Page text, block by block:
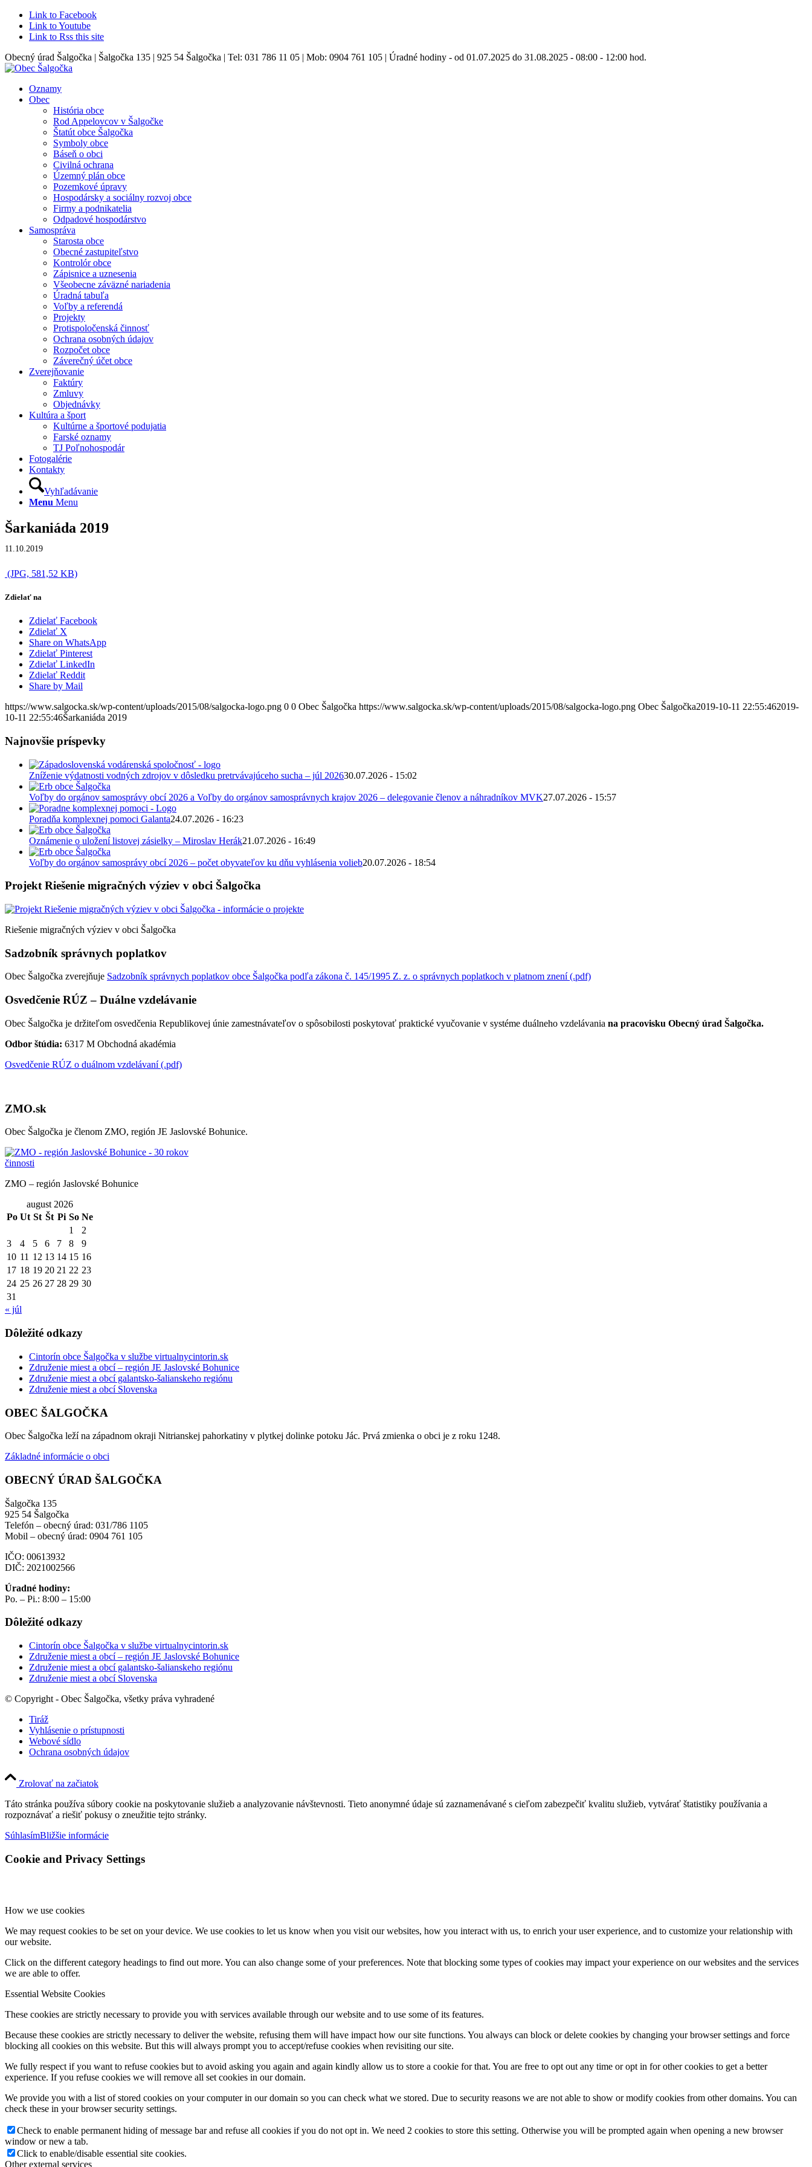
Link to Facebook
Link to Youtube
Link to Rss this site
Obecný úrad Šalgočka | Šalgočka 135 | 925 54 Šalgočka | Tel: 031 786 11 05 | Mob: 0904 761 105 | Úradné hodiny - od 01.07.2025 do 31.08.2025 - 08:00 - 12:00 hod.
Oznamy
Obec
História obce
Rod Appelovcov v Šalgočke
Štatút obce Šalgočka
Symboly obce
Báseň o obci
Civilná ochrana
Územný plán obce
Pozemkové úpravy
Hospodársky a sociálny rozvoj obce
Firmy a podnikatelia
Odpadové hospodárstvo
Samospráva
Starosta obce
Obecné zastupiteľstvo
Kontrolór obce
Zápisnice a uznesenia
Všeobecne záväzné nariadenia
Úradná tabuľa
Voľby a referendá
Projekty
Protispoločenská činnosť
Ochrana osobných údajov
Rozpočet obce
Záverečný účet obce
Zverejňovanie
Faktúry
Zmluvy
Objednávky
Kultúra a šport
Kultúrne a športové podujatia
Farské oznamy
TJ Poľnohospodár
Fotogalérie
Kontakty
Vyhľadávanie
Menu Menu
Šarkaniáda 2019
11.10.2019
(JPG, 581,52 KB)
Zdielať na
Zdielať Facebook
Zdielať X
Share on WhatsApp
Zdielať Pinterest
Zdielať LinkedIn
Zdielať Reddit
Share by Mail
https://www.salgocka.sk/wp-content/uploads/2015/08/salgocka-logo.png 0 0 Obec Šalgočka https://www.salgocka.sk/wp-content/uploads/2015/08/salgocka-logo.png Obec Šalgočka2019-10-11 22:55:462019-
10-11 22:55:46Šarkaniáda 2019
Najnovšie príspevky
Zníženie výdatnosti vodných zdrojov v dôsledku pretrvávajúceho sucha – júl 202630.07.2026 - 15:02
Voľby do orgánov samosprávy obcí 2026 a Voľby do orgánov samosprávnych krajov 2026 – delegovanie členov a náhradníkov MVK27.07.2026 - 15:57
Poradňa komplexnej pomoci Galanta24.07.2026 - 16:23
Oznámenie o uložení listovej zásielky – Miroslav Herák21.07.2026 - 16:49
Voľby do orgánov samosprávy obcí 2026 – počet obyvateľov ku dňu vyhlásenia volieb20.07.2026 - 18:54
Projekt Riešenie migračných výziev v obci Šalgočka
Riešenie migračných výziev v obci Šalgočka
Sadzobník správnych poplatkov
Obec Šalgočka zverejňuje Sadzobník správnych poplatkov obce Šalgočka podľa zákona č. 145/1995 Z. z. o správnych poplatkoch v platnom znení (.pdf)
Osvedčenie RÚZ – Duálne vzdelávanie
Obec Šalgočka je držiteľom osvedčenia Republikovej únie zamestnávateľov o spôsobilosti poskytovať praktické vyučovanie v systéme duálneho vzdelávania na pracovisku Obecný úrad Šalgočka.
Odbor štúdia: 6317 M Obchodná akadémia
Osvedčenie RÚZ o duálnom vzdelávaní (.pdf)
ZMO.sk
Obec Šalgočka je členom ZMO, región JE Jaslovské Bohunice.
ZMO – región Jaslovské Bohunice
august 2026
Po Ut St Št Pi So Ne
1
2
3
4 5 6 7 8
9
10 11 12 13 14 15 16
17 18 19 20 21 22 23
24 25 26 27 28 29 30
31
« júl
Dôležité odkazy
Cintorín obce Šalgočka v službe virtualnycintorin.sk
Združenie miest a obcí – región JE Jaslovské Bohunice
Združenie miest a obcí galantsko-šalianskeho regiónu
Združenie miest a obcí Slovenska
OBEC ŠALGOČKA
Obec Šalgočka leží na západnom okraji Nitrianskej pahorkatiny v plytkej dolinke potoku Jác. Prvá zmienka o obci je z roku 1248.
Základné informácie o obci
OBECNÝ ÚRAD ŠALGOČKA
Šalgočka 135
925 54 Šalgočka
Telefón – obecný úrad: 031/786 1105
Mobil – obecný úrad: 0904 761 105
IČO: 00613932
DIČ: 2021002566
Úradné hodiny:
Po. – Pi.: 8:00 – 15:00
Dôležité odkazy
Cintorín obce Šalgočka v službe virtualnycintorin.sk
Združenie miest a obcí – región JE Jaslovské Bohunice
Združenie miest a obcí galantsko-šalianskeho regiónu
Združenie miest a obcí Slovenska
© Copyright - Obec Šalgočka, všetky práva vyhradené
Tiráž
Vyhlásenie o prístupnosti
Webové sídlo
Ochrana osobných údajov
Zrolovať na začiatok
Táto stránka používa súbory cookie na poskytovanie služieb a analyzovanie návštevnosti. Tieto anonymné údaje sú zaznamenávané s cieľom zabezpečiť kvalitu služieb, vytvárať štatistiky používania a
rozpoznávať a riešiť pokusy o zneužitie tejto stránky.
SúhlasímBližšie informácie
Cookie and Privacy Settings
How we use cookies
We may request cookies to be set on your device. We use cookies to let us know when you visit our websites, how you interact with us, to enrich your user experience, and to customize your relationship with
our website.
Click on the different category headings to find out more. You can also change some of your preferences. Note that blocking some types of cookies may impact your experience on our websites and the services
we are able to offer.
Essential Website Cookies
These cookies are strictly necessary to provide you with services available through our website and to use some of its features.
Because these cookies are strictly necessary to deliver the website, refusing them will have impact how our site functions. You always can block or delete cookies by changing your browser settings and force
blocking all cookies on this website. But this will always prompt you to accept/refuse cookies when revisiting our site.
We fully respect if you want to refuse cookies but to avoid asking you again and again kindly allow us to store a cookie for that. You are free to opt out any time or opt in for other cookies to get a better
experience. If you refuse cookies we will remove all set cookies in our domain.
We provide you with a list of stored cookies on your computer in our domain so you can check what we stored. Due to security reasons we are not able to show or modify cookies from other domains. You can
check these in your browser security settings.
Check to enable permanent hiding of message bar and refuse all cookies if you do not opt in. We need 2 cookies to store this setting. Otherwise you will be prompted again when opening a new browser
window or new a tab.
Click to enable/disable essential site cookies.
Other external services